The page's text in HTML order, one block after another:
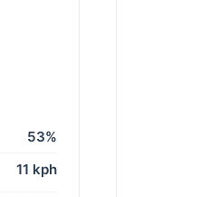
53%
11 kph